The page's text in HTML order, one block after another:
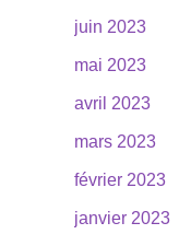
juin 2023
mai 2023
avril 2023
mars 2023
février 2023
janvier 2023